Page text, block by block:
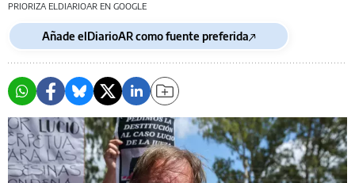
PRIORIZA ELDIARIOAR EN GOOGLE
Añade elDiarioAR como fuente preferida